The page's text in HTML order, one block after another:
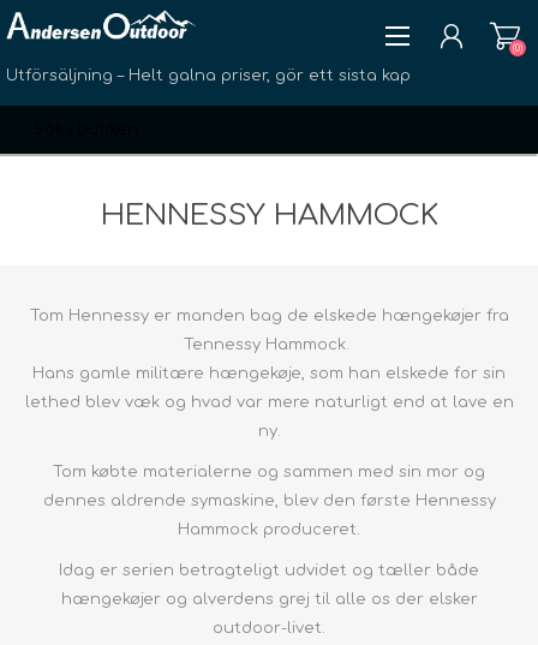
Utförsäljning – Helt galna priser, gör ett sista kap
LOGGA IN
(0)
HENNESSY HAMMOCK
Tom Hennessy er manden bag de elskede hængekøjer fra
Tennessy Hammock.
Hans gamle militære hængekøje, som han elskede for sin
lethed blev væk og hvad var mere naturligt end at lave en
ny.
Tom købte materialerne og sammen med sin mor og
dennes aldrende symaskine, blev den første Hennessy
Hammock produceret.
Idag er serien betragteligt udvidet og tæller både
hængekøjerog alverdens grej til alle os der elsker
outdoor-livet.